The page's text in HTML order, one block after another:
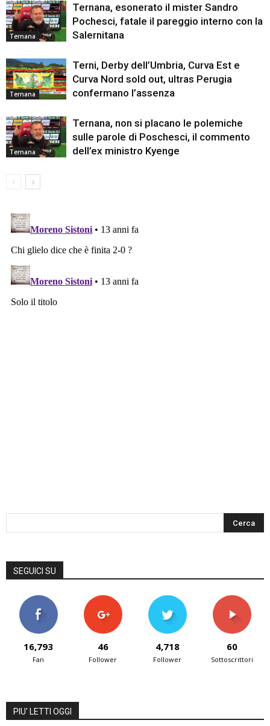
Ternana
Ternana, esonerato il mister Sandro
Pochesci, fatale il pareggio interno con la
Salernitana
Ternana
Terni, Derby dell’Umbria, Curva Est e
Curva Nord sold out, ultras Perugia
confermano l’assenza
Ternana
Ternana, non si placano le polemiche
sulle parole di Poschesci, il commento
dell’ex ministro Kyenge
SEGUICI SU
16,793
Fan
46
Follower
4,718
Follower
60
Sottoscrittori
PIU' LETTI OGGI